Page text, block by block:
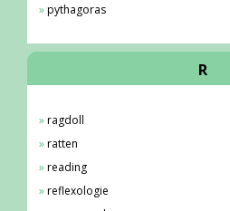
pythagoras
R
ragdoll
ratten
reading
reflexologie